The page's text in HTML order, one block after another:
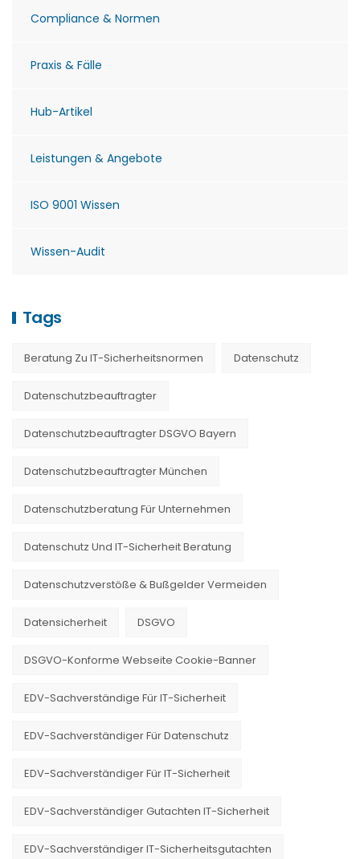
Compliance & Normen
Praxis & Fälle
Hub-Artikel
Leistungen & Angebote
ISO 9001 Wissen
Wissen-Audit
Tags
Beratung Zu IT-Sicherheitsnormen Datenschutz
Datenschutzbeauftragter
Datenschutzbeauftragter DSGVO Bayern
Datenschutzbeauftragter München
Datenschutzberatung Für Unternehmen
Datenschutz Und IT-Sicherheit Beratung
Datenschutzverstöße & Bußgelder Vermeiden
Datensicherheit DSGVO
DSGVO-Konforme Webseite Cookie-Banner
EDV-Sachverständige Für IT-Sicherheit
EDV-Sachverständiger Für Datenschutz
EDV-Sachverständiger Für IT-Sicherheit
EDV-Sachverständiger Gutachten IT-Sicherheit
EDV-Sachverständiger IT-Sicherheitsgutachten